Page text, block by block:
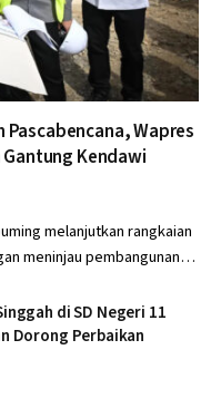
Pascabencana, Wapres
Kendawi
melanjutkan rangkaian
meninjau pembangunan…
di SD Negeri 11
Dorong Perbaikan